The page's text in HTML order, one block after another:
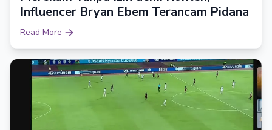
Influencer Bryan Ebem Terancam Pidana
Read More